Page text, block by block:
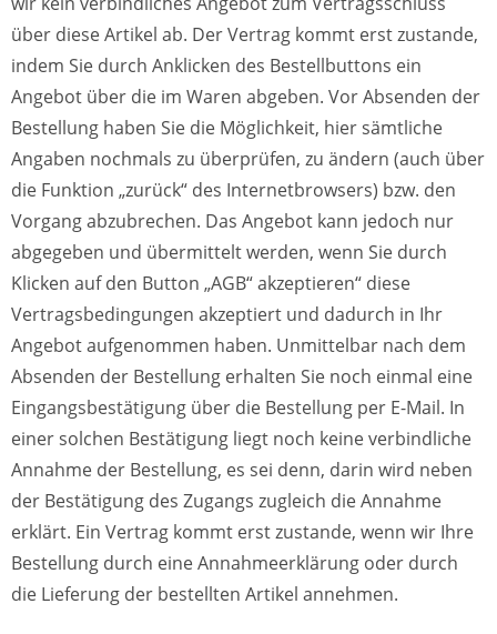
über diese Artikel ab. Der Vertrag kommt erst zustande,
indem Sie durch Anklicken des Bestellbuttons ein
Angebot über die im Waren abgeben. Vor Absenden der
Bestellung haben Sie die Möglichkeit, hier sämtliche
Angaben nochmals zu überprüfen, zu ändern (auch über
die Funktion „zurück“ des Internetbrowsers) bzw. den
Vorgang abzubrechen. Das Angebot kann jedoch nur
abgegeben und übermittelt werden, wenn Sie durch
Klicken auf den Button „AGB“ akzeptieren“ diese
Vertragsbedingungen akzeptiert und dadurch in Ihr
Angebot aufgenommen haben. Unmittelbar nach dem
Absenden der Bestellung erhalten Sie noch einmal eine
Eingangsbestätigung über die Bestellung per E-Mail. In
einer solchen Bestätigung liegt noch keine verbindliche
Annahme der Bestellung, es sei denn, darin wird neben
der Bestätigung des Zugangs zugleich die Annahme
erklärt. Ein Vertrag kommt erst zustande, wenn wir Ihre
Bestellung durch eine Annahmeerklärung oder durch
die Lieferung der bestellten Artikel annehmen.